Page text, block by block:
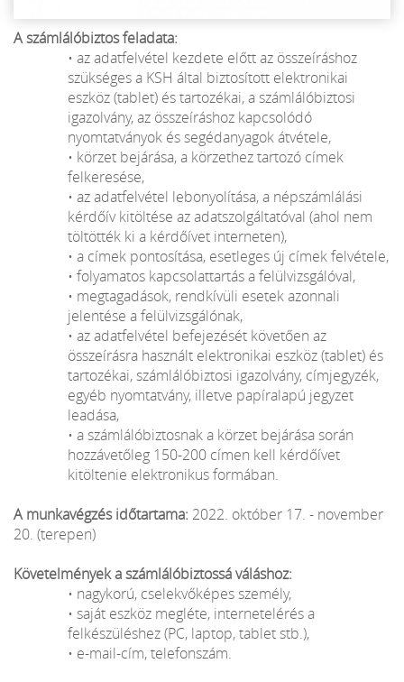
A számlálóbiztos feladata:
• az adatfelvétel kezdete előtt az összeíráshoz
szükséges a KSH által biztosított elektronikai
eszköz (tablet) és tartozékai, a számlálóbiztosi
igazolvány, az összeíráshoz kapcsolódó
nyomtatványok és segédanyagok átvétele,
• körzet bejárása, a körzethez tartozó címek
felkeresése,
• az adatfelvétel lebonyolítása, a népszámlálási
kérdőív kitöltése az adatszolgáltatóval (ahol nem
töltötték ki a kérdőívet interneten),
• a címek pontosítása, esetleges új címek felvétele,
• folyamatos kapcsolattartás a felülvizsgálóval,
• megtagadások, rendkívüli esetek azonnali
jelentése a felülvizsgálónak,
• az adatfelvétel befejezését követően az
összeírásra használt elektronikai eszköz (tablet) és
tartozékai, számlálóbiztosi igazolvány, címjegyzék,
egyéb nyomtatvány, illetve papíralapú jegyzet
leadása,
• a számlálóbiztosnak a körzet bejárása során
hozzávetőleg 150-200 címen kell kérdőívet
kitöltenie elektronikus formában.
A munkavégzés időtartama: 2022. október 17. - november
20. (terepen)
Követelmények a számlálóbiztossá váláshoz:
• nagykorú, cselekvőképes személy,
• saját eszköz megléte, internetelérés a
felkészüléshez (PC, laptop, tablet stb.),
• e-mail-cím, telefonszám.